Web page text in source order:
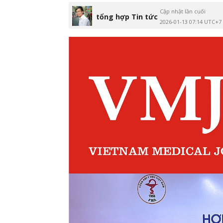
tổng hợp Tin tức
Cập nhật lần cuối
2026-01-13 07:14 UTC+7